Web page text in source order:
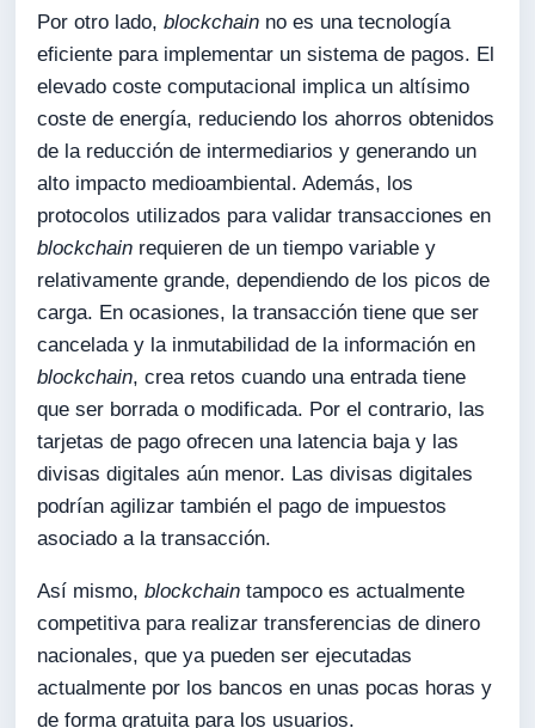
Por otro lado,blockchain no es una tecnología
eficiente para implementar un sistema de pagos. El
elevado coste computacional implica un altísimo
coste de energía, reduciendo los ahorros obtenidos
de la reducción de intermediarios y generando un
alto impacto medioambiental. Además, los
protocolos utilizados para validar transacciones en
blockchain requieren de un tiempo variable y
relativamente grande, dependiendo de los picos de
carga. En ocasiones, la transacción tiene que ser
cancelada y la inmutabilidad de la información en
blockchain, crea retos cuando una entrada tiene
que ser borrada o modificada. Por el contrario, las
tarjetas de pago ofrecen una latencia baja y las
divisas digitales aún menor. Las divisas digitales
podrían agilizar también el pago de impuestos
asociado a la transacción.
Así mismo,blockchain tampoco es actualmente
competitiva para realizar transferencias de dinero
nacionales, que ya pueden ser ejecutadas
actualmente por los bancos en unas pocas horas y
de forma gratuita para los usuarios.